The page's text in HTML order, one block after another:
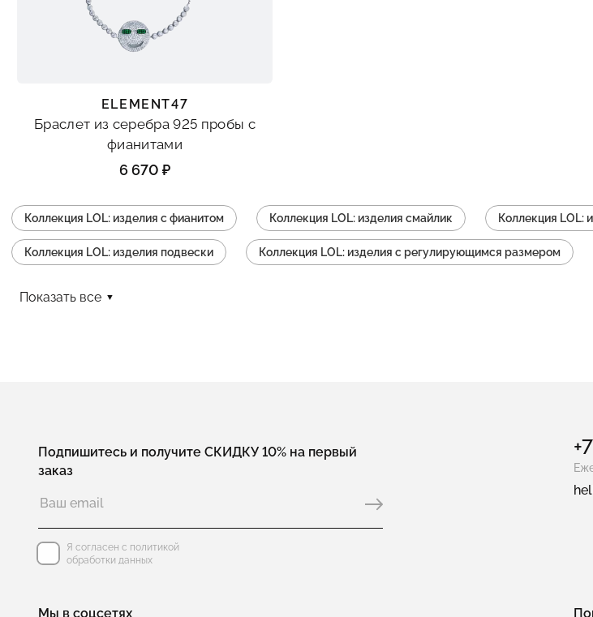
ELEMENT47
Браслет из серебра 925 пробы с
фианитами
6 670 ₽
Коллекция LOL: изделия с фианитом Коллекция LOL: изделия смайлик Коллекция LOL:
Коллекция LOL: изделия подвески Коллекция LOL: изделия с регулирующимся размером
Показать все
Подпишитесь и получите СКИДКУ 10% на первый
заказ
Я согласен с политикой
обработки данных
Мы в соцсетях